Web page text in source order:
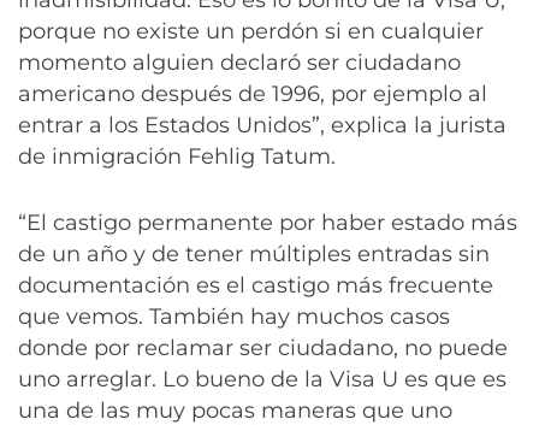
porque no existe un perdón si en cualquier
momento alguien declaró ser ciudadano
americano después de 1996, por ejemplo al
entrar a los Estados Unidos”, explica la jurista
de inmigración Fehlig Tatum.
“El castigo permanente por haber estado más
de un año y de tener múltiples entradas sin
documentación es el castigo más frecuente
que vemos. También hay muchos casos
donde por reclamar ser ciudadano, no puede
uno arreglar. Lo bueno de la Visa U es que es
una de las muy pocas maneras que uno